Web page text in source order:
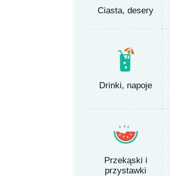
Ciasta, desery
Drinki, napoje
Przekąski i
przystawki